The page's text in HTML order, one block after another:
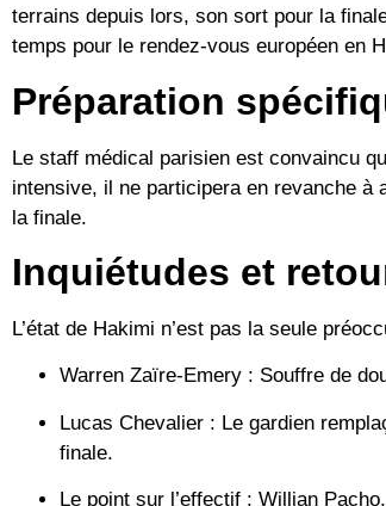
terrains depuis lors, son sort pour la
temps pour le rendez-vous européen en
Préparation
Le staff médical parisien est convaincu
intensive, il ne participera en revanche à
la finale.
Inquiétudes et
L’état de Hakimi n’est pas la seule
Warren Zaïre-Emery : Souffre de
Lucas Chevalier : Le gardien
finale.
Le point sur l’effectif : Willian